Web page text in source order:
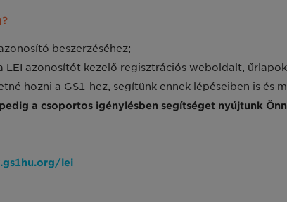
beszerzéséhez;
LEI azonosítót kezelő regisztrációs weboldalt,
hozni a GS1-hez, segítünk ennek lépéseiben is és
a csoportos igénylésben segítséget nyújtunk
lei